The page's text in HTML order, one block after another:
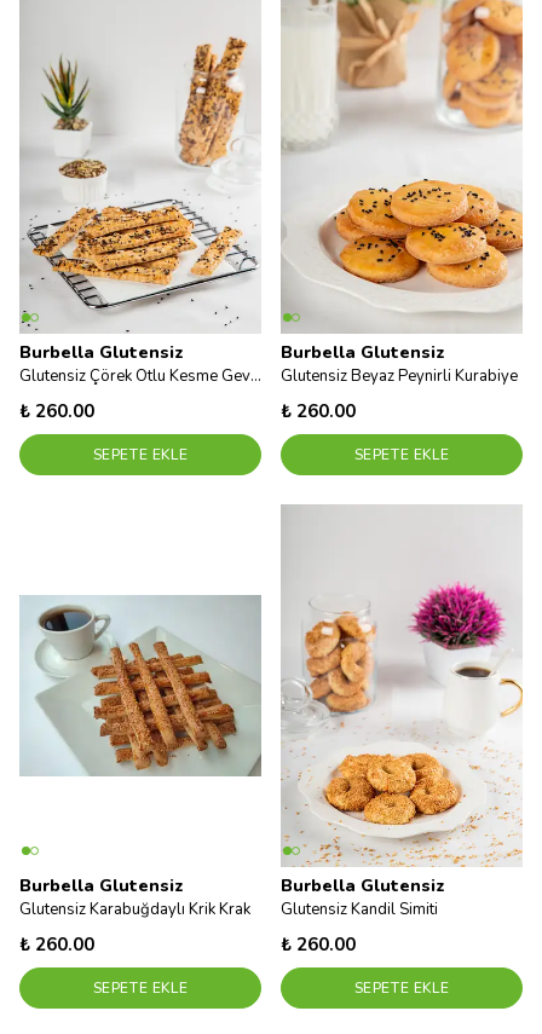
Burbella Glutensiz
Glutensiz Çörek Otlu Kesme Gevrek
₺ 260.00
SEPETE EKLE
Burbella Glutensiz
Glutensiz Beyaz Peynirli Kurabiye
₺ 260.00
SEPETE EKLE
Burbella Glutensiz
Glutensiz Karabuğdaylı Krik Krak
₺ 260.00
SEPETE EKLE
Burbella Glutensiz
Glutensiz Kandil Simiti
₺ 260.00
SEPETE EKLE